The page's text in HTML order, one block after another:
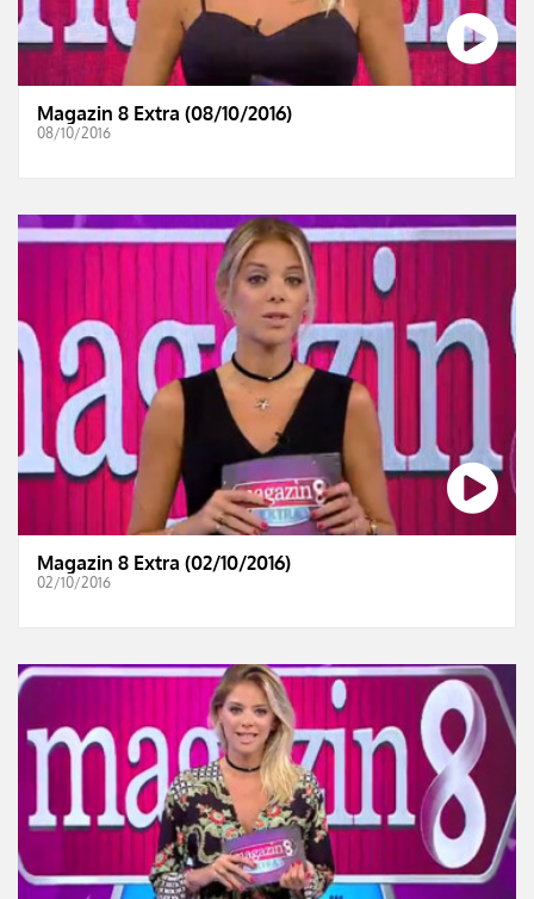
Magazin 8 Extra (08/10/2016)
08/10/2016
Magazin 8 Extra (02/10/2016)
02/10/2016